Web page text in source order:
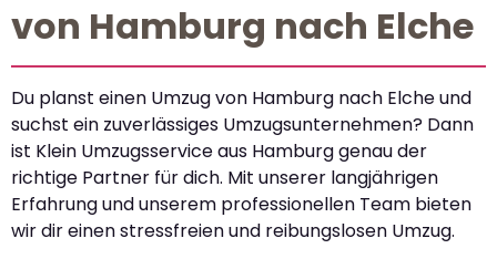
von Hamburg nach Elche
Du planst einen Umzug von Hamburg nach Elche und
suchst ein zuverlässiges Umzugsunternehmen? Dann
ist Klein Umzugsservice aus Hamburg genau der
richtige Partner für dich. Mit unserer langjährigen
Erfahrung und unserem professionellen Team bieten
wir dir einen stressfreien und reibungslosen Umzug.